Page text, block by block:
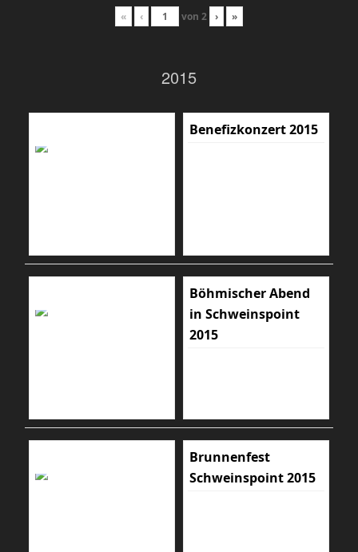
« ‹ von 2 › »
2015
Benefizkonzert 2015
Böhmischer Abend
in Schweinspoint
2015
Brunnenfest
Schweinspoint 2015